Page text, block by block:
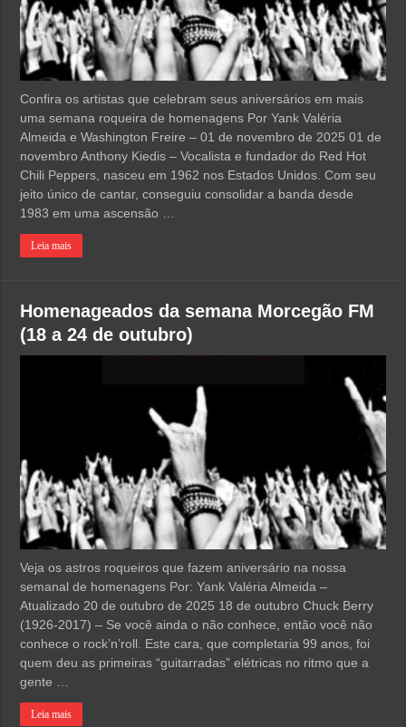
Confira os artistas que celebram seus aniversários em mais
uma semana roqueira de homenagens Por Yank Valéria
Almeida e Washington Freire – 01 de novembro de 2025 01 de
novembro Anthony Kiedis – Vocalista e fundador do Red Hot
Chili Peppers, nasceu em 1962 nos Estados Unidos. Com seu
jeito único de cantar, conseguiu consolidar a banda desde
1983 em uma ascensão …
Leia mais
Homenageados da semana Morcegão FM
(18 a 24 de outubro)
Veja os astros roqueiros que fazem aniversário na nossa
semanal de homenagens Por: Yank Valéria Almeida –
Atualizado 20 de outubro de 2025 18 de outubro Chuck Berry
(1926-2017) – Se você ainda o não conhece, então você não
conhece o rock’n’roll. Este cara, que completaria 99 anos, foi
quem deu as primeiras “guitarradas” elétricas no ritmo que a
gente …
Leia mais